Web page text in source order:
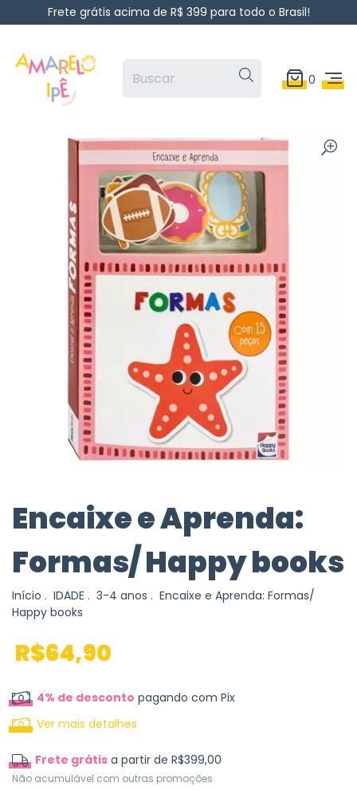
Frete grátis acima de R$ 399 para todo o Brasil!
0
Encaixe e Aprenda:
Formas/ Happy books
Início . IDADE . 3-4 anos . Encaixe e Aprenda: Formas/
Happy books
R$64,90
4% de desconto pagando com Pix
Ver mais detalhes
Frete grátis a partir de R$399,00
Não acumulável com outras promoções